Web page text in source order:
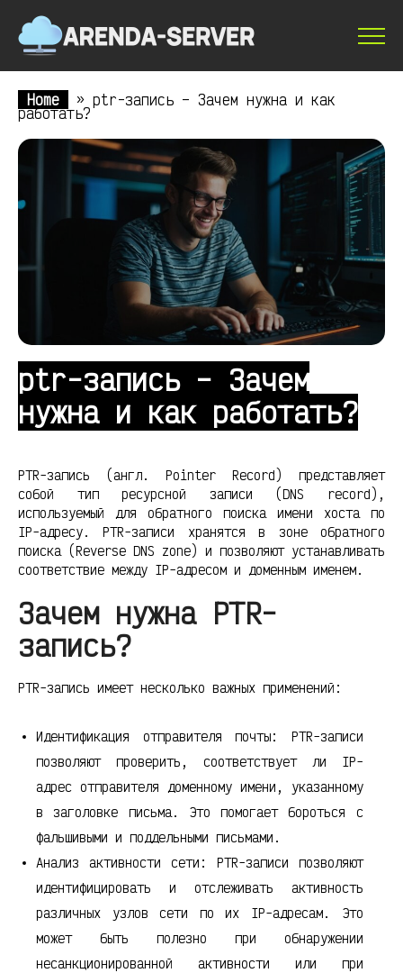
Home » ptr-запись – Зачем нужна и как
работать?
ptr-запись – Зачем
нужна и как работать?
PTR-запись (англ. Pointer Record) представляет
собой тип ресурсной записи (DNS record),
используемый для обратного поиска имени хоста по
IP-адресу. PTR-записи хранятся в зоне обратного
поиска (Reverse DNS zone) и позволяют устанавливать
соответствие между IP-адресом и доменным именем.
Зачем нужна PTR-
запись?
PTR-запись имеет несколько важных применений:
Идентификация отправителя почты: PTR-записи
позволяют проверить, соответствует ли IP-
адрес отправителя доменному имени, указанному
в заголовке письма. Это помогает бороться с
фальшивыми и поддельными письмами.
Анализ активности сети: PTR-записи позволяют
идентифицировать и отслеживать активность
различных узлов сети по их IP-адресам. Это
может быть полезно при обнаружении
несанкционированной активности или при